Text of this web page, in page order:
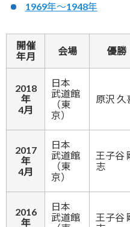
1969年～1948年
開催
年月
会場 優勝
2018
年
4月
日本
武道館
（東
京）
原沢 久
2017
年
4月
日本
武道館
（東
京）
王子谷
志
2016
年
日本
武道館
王子谷